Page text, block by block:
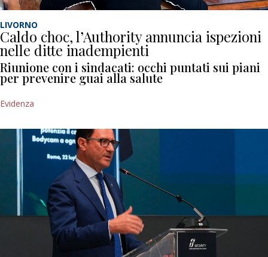
LIVORNO
Caldo choc, l’Authority annuncia ispezioni
nelle ditte inadempienti
Riunione con i sindacati: occhi puntati sui piani
per prevenire guai alla salute
Evidenza